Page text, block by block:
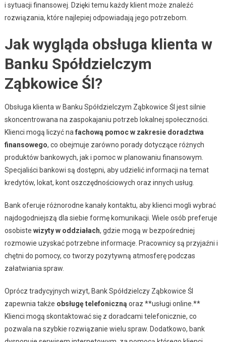
i sytuacji finansowej. Dzięki temu każdy klient może znaleźć
rozwiązania, które najlepiej odpowiadają jego potrzebom.
Jak wygląda obsługa klienta w
Banku Spółdzielczym
Ząbkowice Śl?
Obsługa klienta w Banku Spółdzielczym Ząbkowice Śl jest silnie
skoncentrowana na zaspokajaniu potrzeb lokalnej społeczności.
Klienci mogą liczyć na fachową pomoc w zakresie doradztwa
finansowego, co obejmuje zarówno porady dotyczące różnych
produktów bankowych, jak i pomoc w planowaniu finansowym.
Specjaliści bankowi są dostępni, aby udzielić informacji na temat
kredytów, lokat, kont oszczędnościowych oraz innych usług.
Bank oferuje różnorodne kanały kontaktu, aby klienci mogli wybrać
najdogodniejszą dla siebie formę komunikacji. Wiele osób preferuje
osobiste wizyty w oddziałach, gdzie mogą w bezpośredniej
rozmowie uzyskać potrzebne informacje. Pracownicy są przyjaźni i
chętni do pomocy, co tworzy pozytywną atmosferę podczas
załatwiania spraw.
Oprócz tradycyjnych wizyt, Bank Spółdzielczy Ząbkowice Śl
zapewnia także obsługę telefoniczną oraz **usługi online.**
Klienci mogą skontaktować się z doradcami telefonicznie, co
pozwala na szybkie rozwiązanie wielu spraw. Dodatkowo, bank